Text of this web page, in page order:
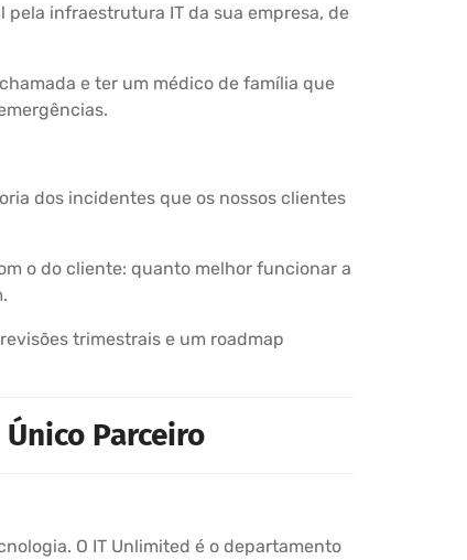
infraestrutura IT da sua empresa, de
e ter um médico de família que
dos incidentes que os nossos clientes
o do cliente: quanto melhor funcionar a
trimestrais e um roadmap
Parceiro
O IT Unlimited é o departamento